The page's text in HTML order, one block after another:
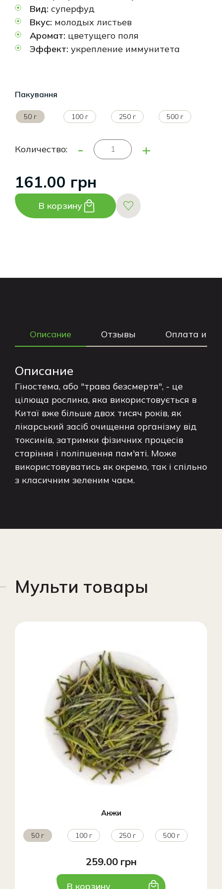
Вид: суперфуд
Вкус: молодых листьев
Аромат: цветущего поля
Эффект: укрепление иммунитета
Пакування
50 г 100 г 250 г 500 г
Количество: - +
161.00 грн
В корзину
Описание Отзывы Оплата и
Описание
Гіностема, або "трава безсмертя", - це
цілюща рослина, яка використовується в
Китаї вже більше двох тисяч років, як
лікарський засіб очищення організму від
токсинів, затримки фізичних процесів
старіння і поліпшення пам'яті. Може
використовуватись як окремо, так і спільно
з класичним зеленим чаєм.
Мульти товары
Анжи
50 г 100 г 250 г 500 г
259.00 грн
В корзину